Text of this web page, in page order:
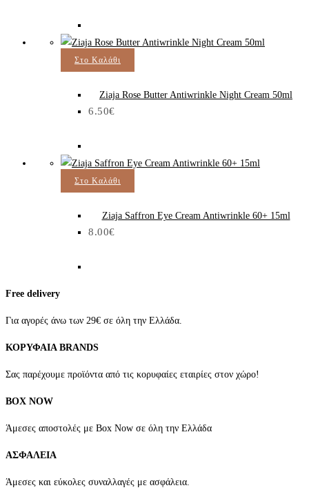
Στο Καλάθι
Ziaja Rose Butter Antiwrinkle Night Cream 50ml
6.50€
Στο Καλάθι
Ziaja Saffron Eye Cream Antiwrinkle 60+ 15ml
8.00€
Free delivery
Για αγορές άνω των 29€ σε όλη την Ελλάδα.
ΚΟΡΥΦΑΙΑ BRANDS
Σας παρέχουμε προϊόντα από τις κορυφαίες εταιρίες στον χώρο!
BOX NOW
Άμεσες αποστολές με Box Now σε όλη την Ελλάδα
ΑΣΦΑΛΕΙΑ
Άμεσες και εύκολες συναλλαγές με ασφάλεια.